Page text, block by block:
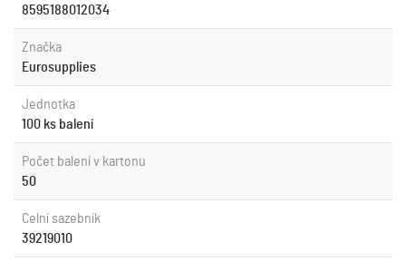
8595188012034
Značka
Eurosupplies
Jednotka
100 ks balení
Počet balení v kartonu
50
Celní sazebník
39219010